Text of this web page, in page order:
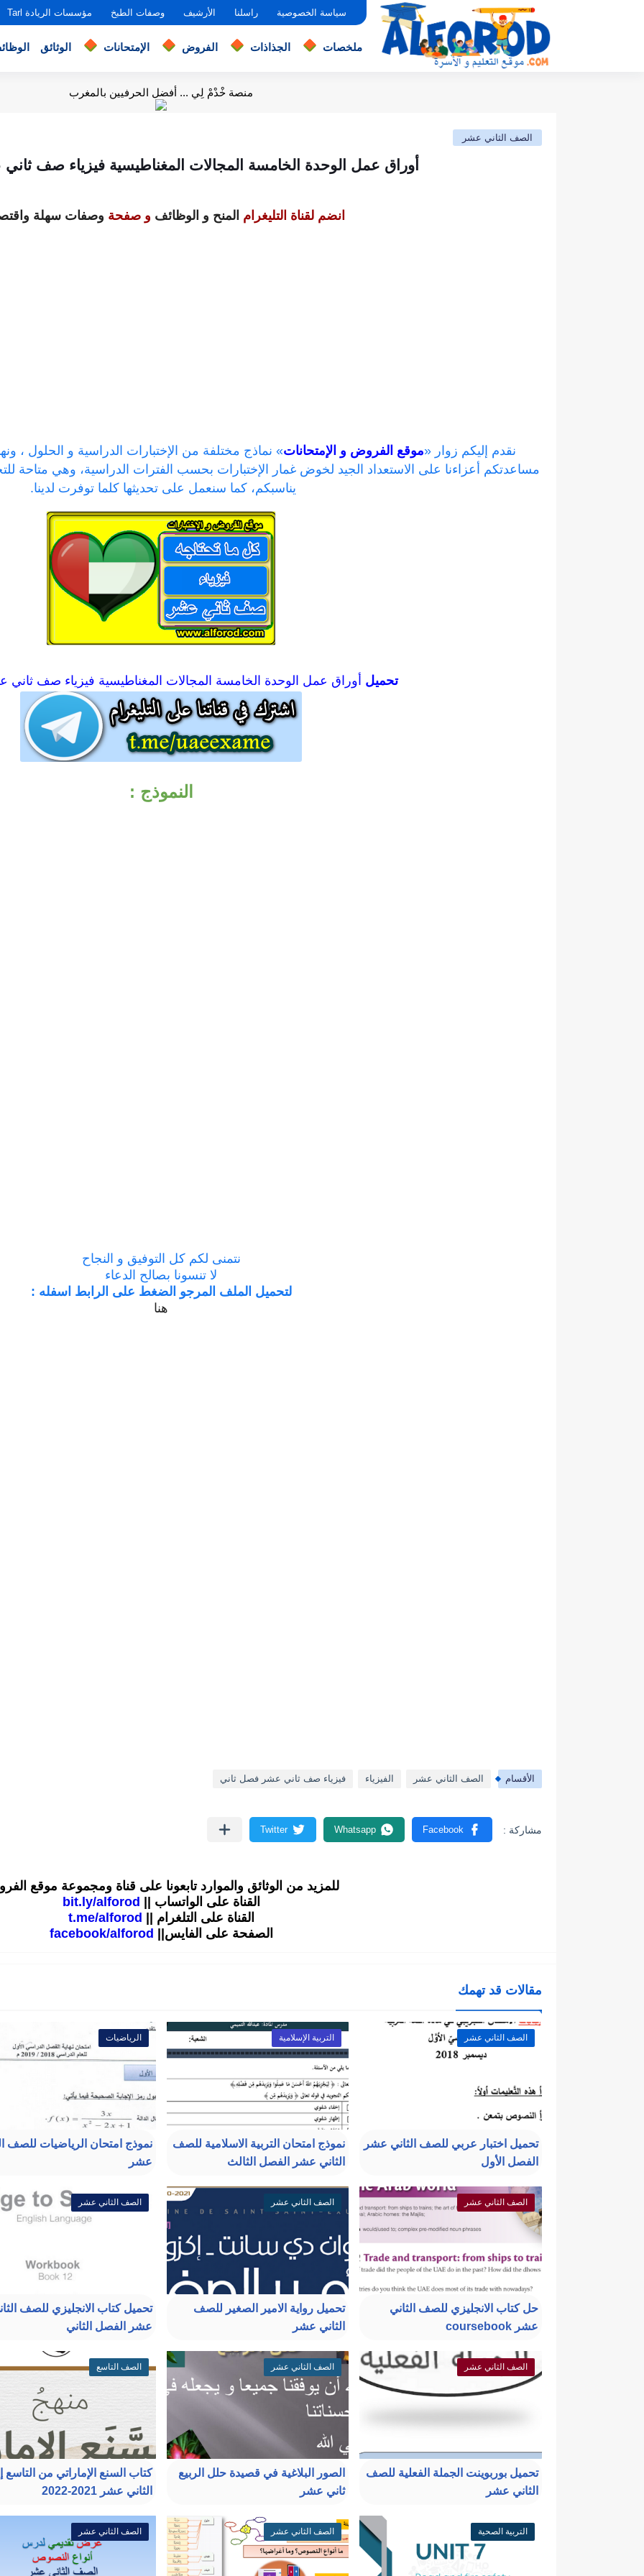
سياسة الخصوصية راسلنا الأرشيف وصفات الطبخ مؤسسات الريادة Tarl
ملخصات الجذاذات الفروض الإمتحانات الوثائق
منصة خْدْمْ لِي ... أفضل الحرفيين بالمغرب
الصف الثاني عشر
أوراق عمل الوحدة الخامسة المجالات المغناطيسية فيزياء صف
انضم لقناة التليغرام المنح و الوظائف و صفحة وصفات سهلة
نقدم إليكم زوار «موقع الفروض و الإمتحانات» نماذج مختلفة من الإختبارات الدراسية و الحلول ،
مساعدتكم أعزاءنا على الاستعداد الجيد لخوض غمار الإختبارات بحسب الفترات الدراسية، وهي متاحة
يناسبكم، كما سنعمل على تحديثها كلما توفرت لدينا.
تحميل أوراق عمل الوحدة الخامسة المجالات المغناطيسية فيزياء صف
النموذج :
نتمنى لكم كل التوفيق و النجاح
لا تنسونا بصالح الدعاء
لتحميل الملف المرجو الضغط على الرابط اسفله :
هنا
الأقسام الصف الثاني عشر الفيزياء فيزياء صف ثاني عشر فصل ثاني
للمزيد من الوثائق والموارد تابعونا على قناة ومجموعة موقع
القناة على الواتساب ||
bit.ly/alforod
القناة على التلغرام ||
t.me/alforod
الصفحة على الفايس||
facebook/alforod
مقالات قد تهمك
الصف الثاني عشر
تحميل اختبار عربي للصف الثاني عشر
الفصل الأول
التربية الإسلامية
نموذج امتحان التربية الاسلامية للصف
الثاني عشر الفصل الثالث
الرياضيات
نموذج امتحان الرياضيات للصف
عشر
الصف الثاني عشر
حل كتاب الانجليزي للصف الثاني
عشر coursebook
الصف الثاني عشر
تحميل رواية الامير الصغير للصف
الثاني عشر
الصف الثاني عشر
تحميل كتاب الانجليزي للصف
عشر الفصل الثاني
الصف الثاني عشر
تحميل بوربوينت الجملة الفعلية للصف
الثاني عشر
الصف الثاني عشر
الصور البلاغية في قصيدة حلل الربيع
ثاني عشر
الصف التاسع
كتاب السنع الإماراتي من التاسع
الثاني عشر 2021-2022
التربية الصحية الصف الثاني عشر الصف الثاني عشر